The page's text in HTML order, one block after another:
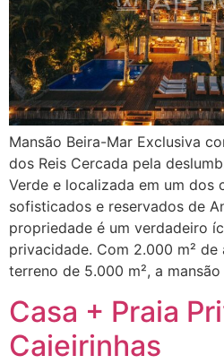
Mansão Beira-Mar Exclusiva
dos Reis Cercada pela
Verde e localizada em um dos
sofisticados e reservados de
propriedade é um verdadeiro
privacidade. Com 2.000 m² de
terreno de 5.000 m², a
Casa + Praia
Caieirinhas